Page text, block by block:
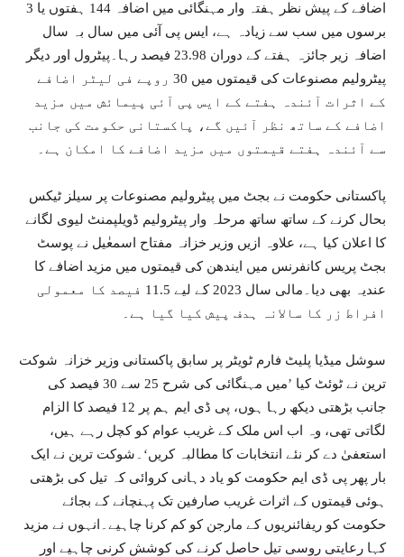
اضافے کے پیش نظر ہفتہ وار مہنگائی میں اضافہ 144 ہفتوں یا 3
برسوں میں سب سے زیادہ ہے، ایس پی آئی میں سال بہ سال
اضافہ زیر جائزہ ہفتے کے دوران 23.98 فیصد رہا۔پیٹرول اور دیگر
پیٹرولیم مصنوعات کی قیمتوں میں 30 روپے فی لیٹر اضافے
کے اثرات آئندہ ہفتے کے ایس پی آئی پیمائش میں مزید
اضافے کے ساتھ نظر آئیں گے، پاکستانی حکومت کی جانب
سے آئندہ ہفتے قیمتوں میں مزید اضافے کا امکان ہے۔
پاکستانی حکومت نے بجٹ میں پیٹرولیم مصنوعات پر سیلز ٹیکس
بحال کرنے کے ساتھ ساتھ مرحلہ وار پیٹرولیم ڈویلپمنٹ لیوی لگانے
کا اعلان کیا ہے، علاوہ ازیں وزیر خزانہ مفتاح اسمعٰیل نے پوسٹ
بجٹ پریس کانفرنس میں ایندھن کی قیمتوں میں مزید اضافے کا
عندیہ بھی دیا۔مالی سال 2023 کے لیے 11.5 فیصد کا معمولی
افراط زر کا سالانہ ہدف پیش کیا گیا ہے۔
سوشل میڈیا پلیٹ فارم ٹویٹر پر سابق پاکستانی وزیر خزانہ شوکت
ترین نے ٹوئٹ کیا ’میں مہنگائی کی شرح 25 سے 30 فیصد کی
جانب بڑھتی دیکھ رہا ہوں، پی ڈی ایم ہم پر 12 فیصد کا الزام
لگاتی تھی، وہ اب اس ملک کے غریب عوام کو کچل رہے ہیں،
استعفیٰ دے کر نئے انتخابات کا مطالبہ کریں‘۔شوکت ترین نے ایک
بار پھر پی ڈی ایم حکومت کو یاد دہانی کروائی کہ تیل کی بڑھتی
ہوئی قیمتوں کے اثرات غریب صارفین تک پہنچانے کے بجائے
حکومت کو ریفائنریوں کے مارجن کو کم کرنا چاہیے۔انہوں نے مزید
کہا رعایتی روسی تیل حاصل کرنے کی کوشش کرنی چاہیے اور